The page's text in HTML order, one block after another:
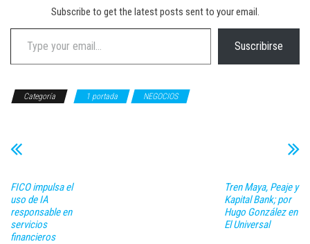
Subscribe to get the latest posts sent to your email.
Type your email…
Suscribirse
Categoría 1 portada NEGOCIOS
FICO impulsa el
uso de IA
responsable en
servicios
financieros
Tren Maya, Peaje y
Kapital Bank; por
Hugo González en
El Universal